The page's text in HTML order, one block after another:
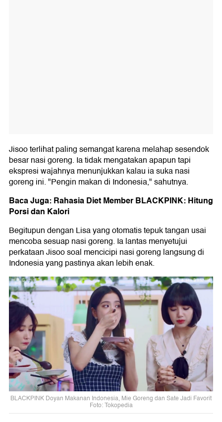
Jisoo terlihat paling semangat karena melahap sesendok
besar nasi goreng. Ia tidak mengatakan apapun tapi
ekspresi wajahnya menunjukkan kalau ia suka nasi
goreng ini. "Pengin makan di Indonesia," sahutnya.
Baca Juga: Rahasia Diet Member BLACKPINK: Hitung
Porsi dan Kalori
Begitupun dengan Lisa yang otomatis tepuk tangan usai
mencoba sesuap nasi goreng. Ia lantas menyetujui
perkataan Jisoo soal mencicipi nasi goreng langsung di
Indonesia yang pastinya akan lebih enak.
BLACKPINK Doyan Makanan Indonesia, Mie Goreng dan Sate Jadi Favorit
Foto: Tokopedia